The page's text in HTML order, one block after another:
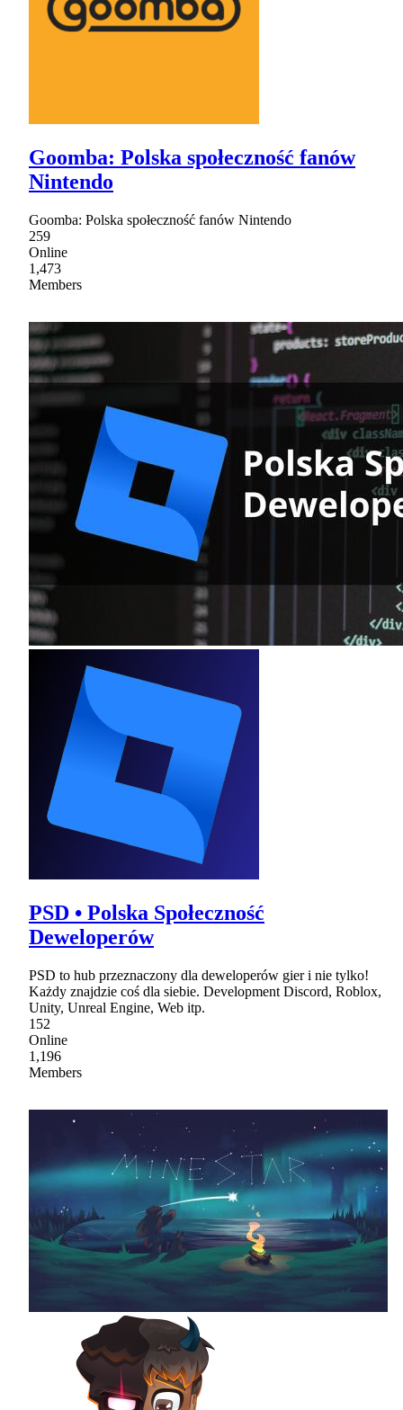
Goomba: Polska społeczność fanów
Nintendo
Goomba: Polska społeczność fanów Nintendo
259
Online
1,473
Members
PSD • Polska Społeczność
Deweloperów
PSD to hub przeznaczony dla deweloperów gier i nie tylko!
Każdy znajdzie coś dla siebie. Development Discord, Roblox,
Unity, Unreal Engine, Web itp.
152
Online
1,196
Members